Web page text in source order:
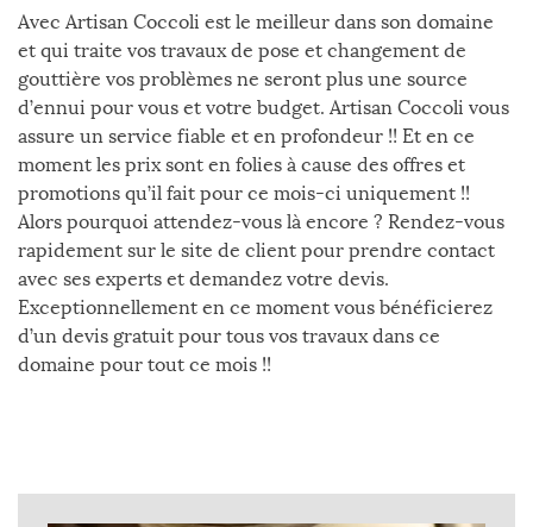
Avec Artisan Coccoli est le meilleur dans son domaine
et qui traite vos travaux de pose et changement de
gouttière vos problèmes ne seront plus une source
d’ennui pour vous et votre budget. Artisan Coccoli vous
assure un service fiable et en profondeur !! Et en ce
moment les prix sont en folies à cause des offres et
promotions qu’il fait pour ce mois-ci uniquement !!
Alors pourquoi attendez-vous là encore ? Rendez-vous
rapidement sur le site de client pour prendre contact
avec ses experts et demandez votre devis.
Exceptionnellement en ce moment vous bénéficierez
d’un devis gratuit pour tous vos travaux dans ce
domaine pour tout ce mois !!